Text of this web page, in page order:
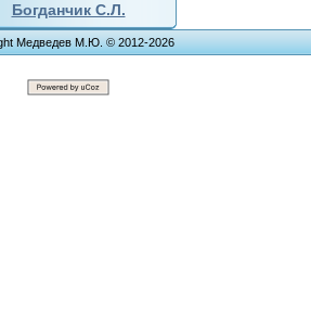
Богданчик С.Л.
Медведев М.Ю. © 2012-2026